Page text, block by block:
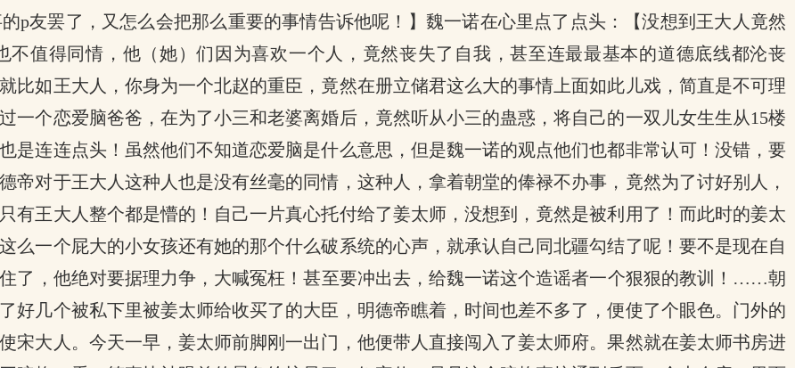
p友罢了，又怎么会把那么重要的事情告诉他呢！】魏一诺在心里点了点头：【没想到王大人竟然
值得同情，他（她）们因为喜欢一个人，竟然丧失了自我，甚至连最最基本的道德底线都沦丧
比如王大人，你身为一个北赵的重臣，竟然在册立储君这么大的事情上面如此儿戏，简直是不可理
一个恋爱脑爸爸，在为了小三和老婆离婚后，竟然听从小三的蛊惑，将自己的一双儿女生生从15楼
是连连点头！虽然他们不知道恋爱脑是什么意思，但是魏一诺的观点他们也都非常认可！没错，要
帝对于王大人这种人也是没有丝毫的同情，这种人，拿着朝堂的俸禄不办事，竟然为了讨好别人，
有王大人整个都是懵的！自己一片真心托付给了姜太师，没想到，竟然是被利用了！而此时的姜太
么一个屁大的小女孩还有她的那个什么破系统的心声，就承认自己同北疆勾结了呢！要不是现在自
了，他绝对要据理力争，大喊冤枉！甚至要冲出去，给魏一诺这个造谣者一个狠狠的教训！……朝
好几个被私下里被姜太师给收买了的大臣，明德帝瞧着，时间也差不多了，便使了个眼色。门外的
宋大人。今天一早，姜太师前脚刚一出门，他便带人直接闯入了姜太师府。果然就在姜太师书房进